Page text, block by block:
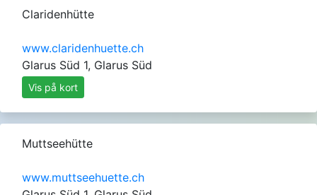
Claridenhütte
www.claridenhuette.ch
Glarus Süd 1, Glarus Süd
Vis på kort
Muttseehütte
www.muttseehuette.ch